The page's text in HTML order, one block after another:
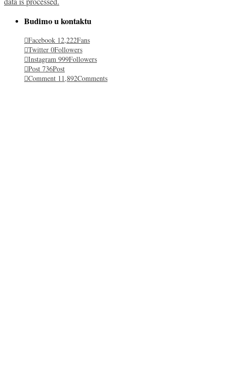
Budimo u kontaktu
Facebook 12,222Fans
Twitter 0Followers
Instagram 999Followers
Post 736Post
Comment 11,892Comments